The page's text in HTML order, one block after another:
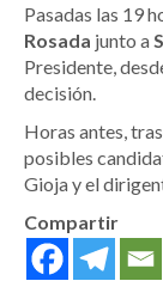
Pasadas las 19
Rosada junto a
Presidente,
decisión.
Horas antes,
posibles
Gioja y el
Compartir